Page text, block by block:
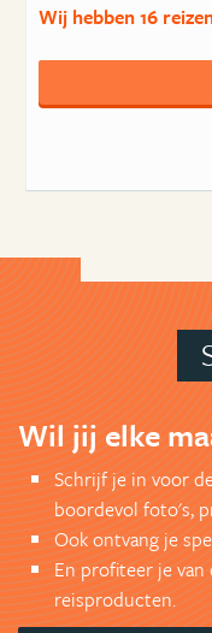
Wij hebben16
Wil jij elke
Schrijf je in voor
boordevol foto's,
Ook ontvang je
En profiteer je
reisproducten.